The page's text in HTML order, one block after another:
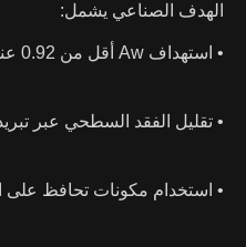
الهدف الصناعي يشمل:
• استهداف Aw أقل من 0.92 عند التعبئة
• تقليل الفقد السطحي عبر
• استخدام مكونات تحافظ على